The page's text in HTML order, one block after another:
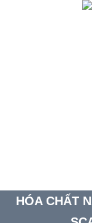
HÓA CHẤT